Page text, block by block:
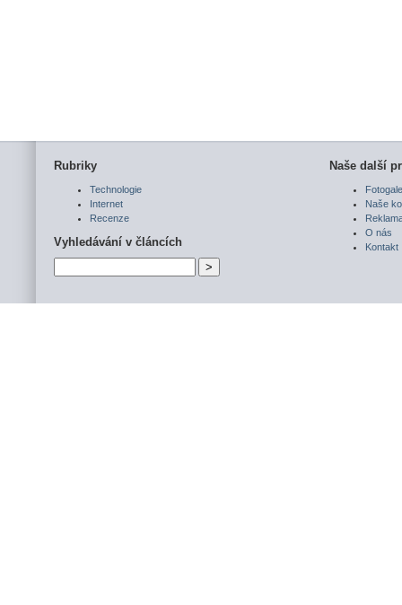
Rubriky
Technologie
Internet
Recenze
Vyhledávání v článcích
Naše další
Naše
O nás
Kontakt